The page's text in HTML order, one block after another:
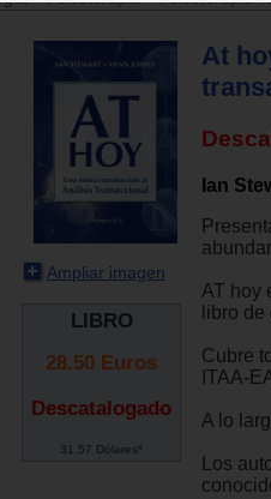
Ampliar imagen
LIBRO
28.50 Euros
Descatalogado
31.57 Dólares*
At
Ian
AT hoy
libro
Cubre
ITAA-
A lo
Los